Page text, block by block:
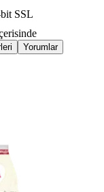
SSL
Yorumlar